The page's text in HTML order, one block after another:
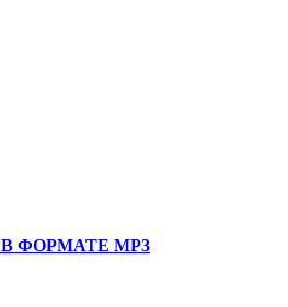
ФОРМАТЕ MP3